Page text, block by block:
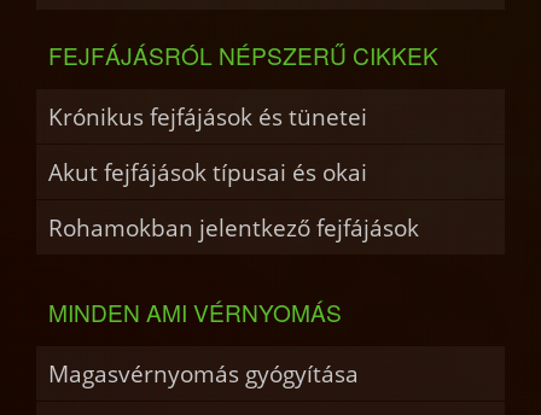
FEJFÁJÁSRÓL NÉPSZERŰ CIKKEK
Krónikus fejfájások és tünetei
Akut fejfájások típusai és okai
Rohamokban jelentkező fejfájások
MINDEN AMI VÉRNYOMÁS
Magasvérnyomás gyógyítása